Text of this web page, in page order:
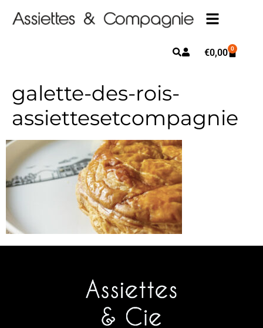
€0,00 0
galette-des-rois-
assiettesetcompagnie